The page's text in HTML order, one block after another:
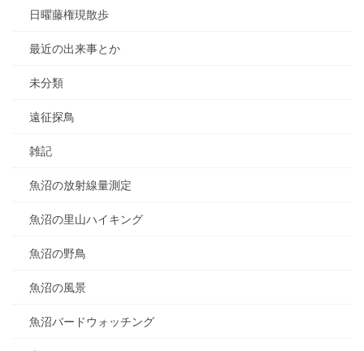
日曜藤権現散歩
最近の出来事とか
未分類
遠征探鳥
雑記
魚沼の放射線量測定
魚沼の里山ハイキング
魚沼の野鳥
魚沼の風景
魚沼バードウォッチング